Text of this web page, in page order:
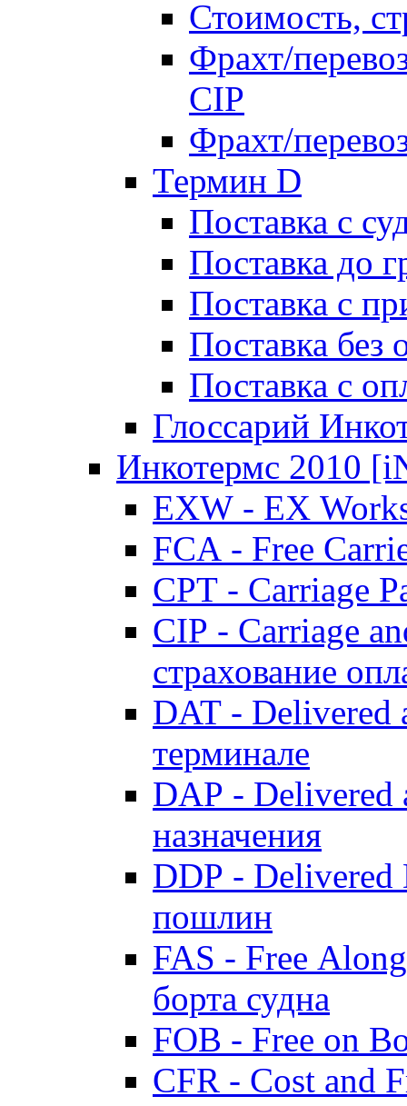
Стоимость,
Фрахт/
CIP
Фрахт/
Термин D
Поставка с
Поставка до
Поставка с
Поставка
Поставка с
Глоссарий
Инкотермс 2010
EXW - EX
FCA - Free
CPT - Carriage
CIP - Carriage
страхование
DAT - Delivered
терминале
DAP - Delivered
назначения
DDP - Delivered
пошлин
FAS - Free
борта судна
FOB - Free on
CFR - Cost and